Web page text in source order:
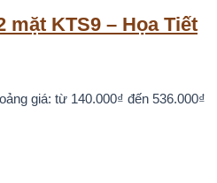
mặt KTS9 – Họa Tiết
giá: từ 140.000₫ đến 536.000₫